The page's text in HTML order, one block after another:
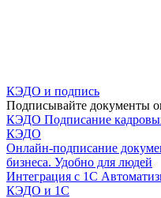
КЭДО и подпись
Подписывайте документы
КЭДО Подписание
КЭДО
Онлайн-подписание
бизнеса. Удобно для людей
Интеграция с 1С
КЭДО и 1С